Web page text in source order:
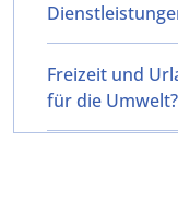
Freizeit und
für die Umwelt?